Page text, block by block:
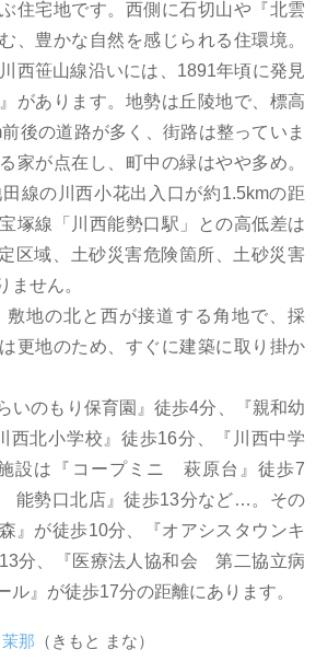
住宅地です。西側に石切山や『北雲
、豊かな自然を感じられる住環境。
西笹山線沿いには、1891年頃に発見
があります。地勢は丘陵地で、標高
後の道路が多く、街路は整っていま
家が点在し、町中の緑はやや多め。
線の川西小花出入口が約1.5kmの距
塚線「川西能勢口駅」との高低差は
区域、土砂災害危険箇所、土砂災害
ません。
敷地の北と西が接道する角地で、採
更地のため、すぐに建築に取り掛か
いのもり保育園』徒歩4分、『親和幼
西北小学校』徒歩16分、『川西中学
設は『コープミニ 萩原台』徒歩7
能勢口北店』徒歩13分など…。その
』が徒歩10分、『オアシスタウンキ
分、『医療法人協和会 第二協立病
ル』が徒歩17分の距離にあります。
那 （きもと まな）